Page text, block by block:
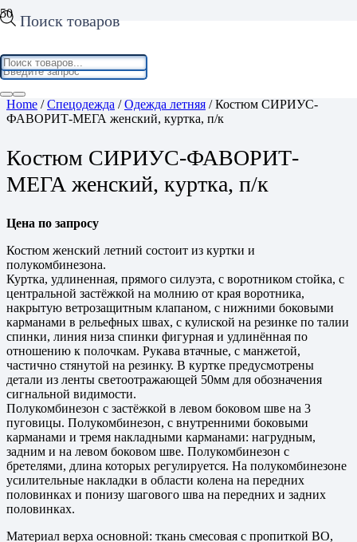
Поиск товаров
Home /Спецодежда /Одежда летняя / Костюм СИРИУС-
ФАВОРИТ-МЕГА женский, куртка, п/к
Костюм СИРИУС-ФАВОРИТ-
МЕГА женский, куртка, п/к
Цена по запросу
Костюм женский летний состоит из куртки и
полукомбинезона.
Куртка, удлиненная, прямого силуэта, с воротником стойка, с
центральной застёжкой на молнию от края воротника,
накрытую ветрозащитным клапаном, с нижними боковыми
карманами в рельефных швах, с кулиской на резинке по талии
спинки, линия низа спинки фигурная и удлинённая по
отношению к полочкам. Рукава втачные, с манжетой,
частично стянутой на резинку. В куртке предусмотрены
детали из ленты светоотражающей 50мм для обозначения
сигнальной видимости.
Полукомбинезон с застёжкой в левом боковом шве на 3
пуговицы. Полукомбинезон, с внутренними боковыми
карманами и тремя накладными карманами: нагрудным,
задним и на левом боковом шве. Полукомбинезон с
бретелями, длина которых регулируется. На полукомбинезоне
усилительные накладки в области колена на передних
половинках и понизу шагового шва на передних и задних
половинках.
Материал верха основной: ткань смесовая с пропиткой ВО,